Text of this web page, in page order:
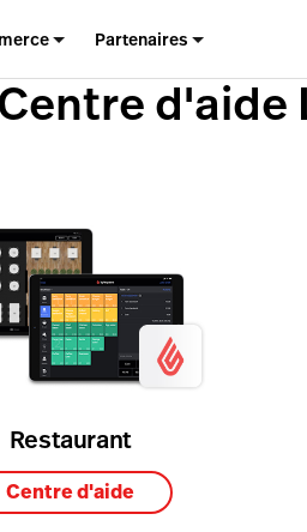
Partenaires
d'aide
Restaurant
Centre d'aide